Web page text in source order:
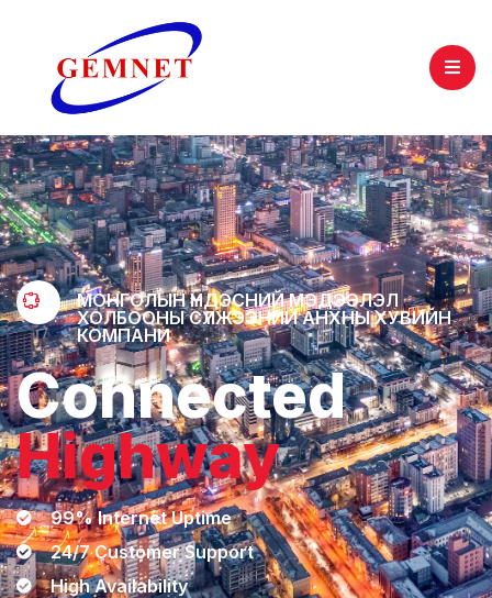
МОНГОЛЫН ҮНДЭСНИЙ МЭДЭЭЛЭЛ
ХОЛБООНЫ СҮЛЖЭЭНИЙ АНХНЫ ХУВИЙН
КОМПАНИ
Connected
Highway
99% Internet Uptime
24/7 Customer Support
High Availability